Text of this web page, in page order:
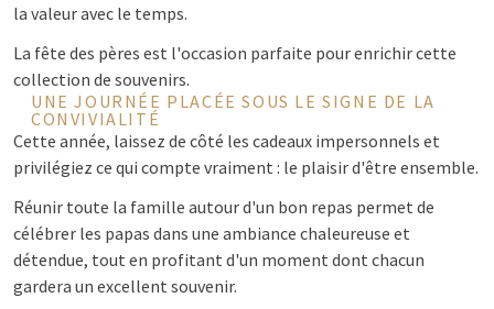
la valeur avec le temps.
La fête des pères est l'occasion parfaite pour enrichir cette
collection de souvenirs.
UNE JOURNÉE PLACÉE SOUS LE SIGNE DE LA
CONVIVIALITÉ
Cette année, laissez de côté les cadeaux impersonnels et
privilégiez ce qui compte vraiment : le plaisir d'être ensemble.
Réunir toute la famille autour d'un bon repas permet de
célébrer les papas dans une ambiance chaleureuse et
détendue, tout en profitant d'un moment dont chacun
gardera un excellent souvenir.